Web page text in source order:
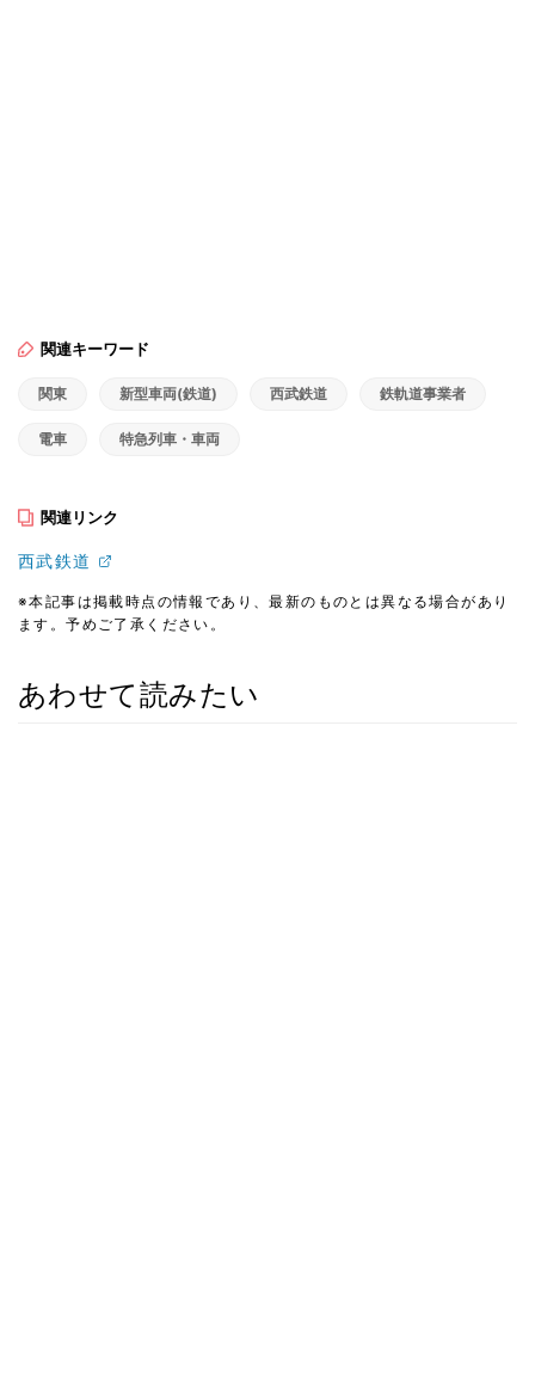
関連キーワード
関東 新型車両(鉄道) 西武鉄道 鉄軌道事業者
電車 特急列車・車両
関連リンク
西武鉄道
※本記事は掲載時点の情報であり、最新のものとは異なる場合があり
ます。予めご了承ください。
あわせて読みたい